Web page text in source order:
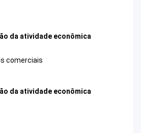
da atividade econômica
comerciais
da atividade econômica